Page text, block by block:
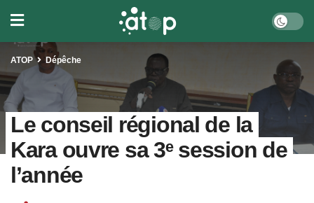
ATOP Dépêche
Le conseil régional de la
Kara ouvre sa 3ᵉ session de
l’année